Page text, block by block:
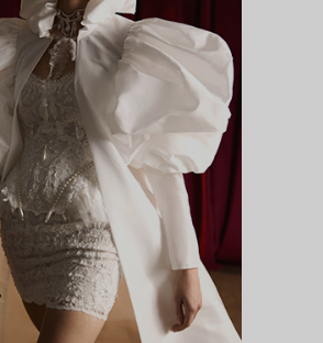
ЛЕГЕНДА (КЕЙП)
DIVA